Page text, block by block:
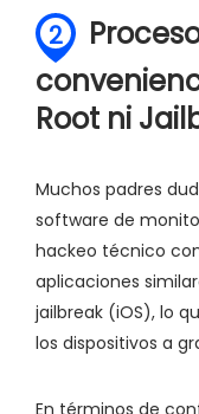
2
Root ni
Muchos padres
software de
hackeo técnico
aplicaciones
jailbreak (iOS), lo
los dispositivos a